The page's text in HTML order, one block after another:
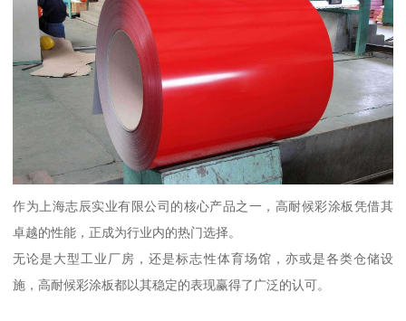
作为上海志辰实业有限公司的核心产品之一，高耐候彩涂板凭借其
卓越的性能，正成为行业内的热门选择。
无论是大型工业厂房，还是标志性体育场馆，亦或是各类仓储设
施，高耐候彩涂板都以其稳定的表现赢得了广泛的认可。